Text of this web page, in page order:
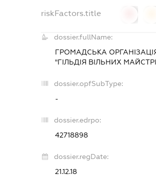
riskFactors.title
dossier.fullName:
ГРОМАДСЬКА
"ГІЛЬДІЯ ВІЛЬНИХ
dossier.opfSubType:
-
dossier.edrpo:
42718898
dossier.regDate:
21.12.18